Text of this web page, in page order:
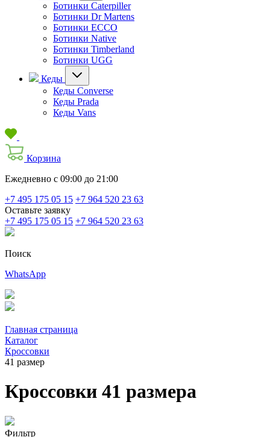
Ботинки Caterpiller
Ботинки Dr Martens
Ботинки ECCO
Ботинки Native
Ботинки Timberland
Ботинки UGG
Кеды
Кеды Converse
Кеды Prada
Кеды Vans
Корзина
Ежедневно с 09:00 до 21:00
+7 495 175 05 15 +7 964 520 23 63
Оставьте заявку
+7 495 175 05 15 +7 964 520 23 63
Поиск
WhatsApp
Главная страница
Каталог
Кроссовки
41 размер
Кроссовки 41 размера
Фильтр